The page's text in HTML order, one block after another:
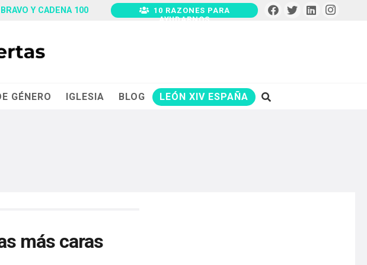
Y CADENA 100
10 RAZONES PARA
AYUDARNOS
GÉNERO IGLESIA BLOG LEÓN XIV ESPAÑA
más caras